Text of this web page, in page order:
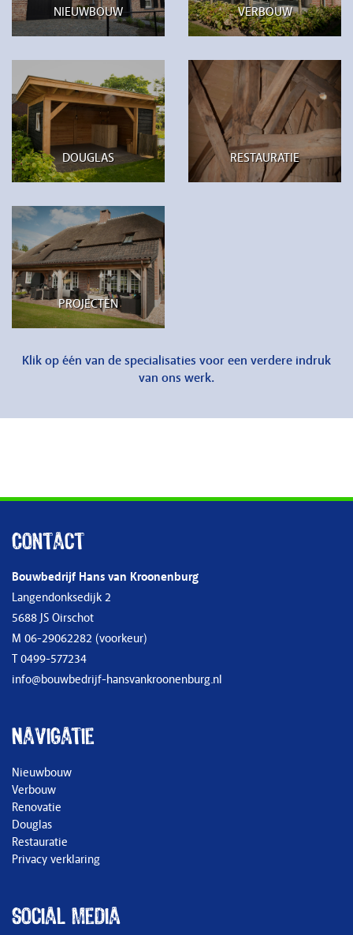
NIEUWBOUW VERBOUW
DOUGLAS RESTAURATIE
PROJECTEN
Klik op één van de specialisaties voor een verdere indruk
van ons werk.
Contact
Bouwbedrijf Hans van Kroonenburg
Langendonksedijk 2
5688 JS Oirschot
M 06-29062282 (voorkeur)
T0499-577234
info@bouwbedrijf-hansvankroonenburg.nl
Navigatie
Nieuwbouw
Verbouw
Renovatie
Douglas
Restauratie
Privacy verklaring
Social media